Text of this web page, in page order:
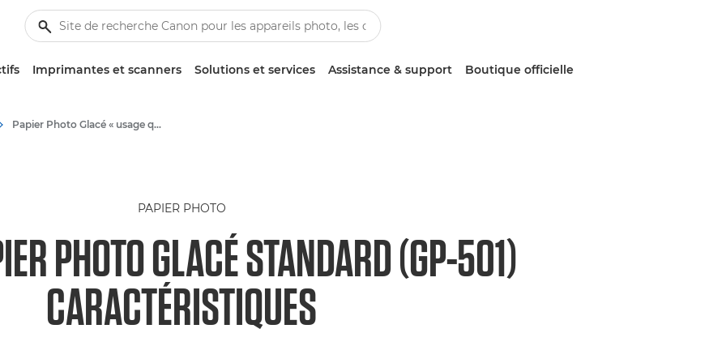
Imprimantes et scanners Solutions et services Assistance & support Boutique officielle
Papier Photo Glacé « usage quotidien » Canon GP-501 - A4, 4x6" (10 × 15 cm)
PAPIER PHOTO
PHOTO GLACÉ STANDARD (GP-501)
CARACTÉRISTIQUES